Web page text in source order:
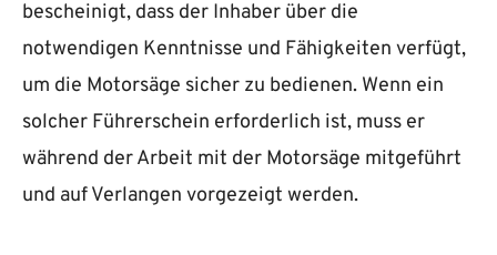
bescheinigt, dass der Inhaber über die
notwendigen Kenntnisse und Fähigkeiten verfügt,
um die Motorsäge sicher zu bedienen. Wenn ein
solcher Führerschein erforderlich ist, muss er
während der Arbeit mit der Motorsäge mitgeführt
und auf Verlangen vorgezeigt werden.